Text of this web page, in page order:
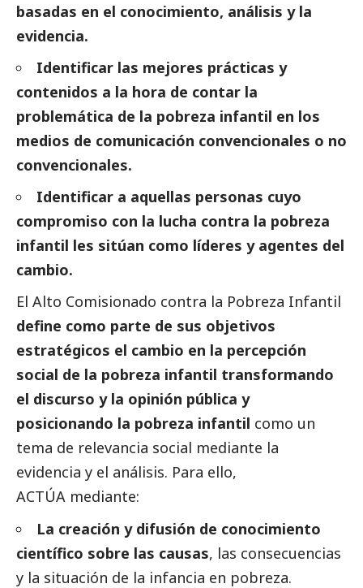
basadas en el conocimiento, análisis y la
evidencia.
Identificar las mejores prácticas y
contenidos a la hora de contar la
problemática de la pobreza infantil en los
medios de comunicación convencionales o no
convencionales.
Identificar a aquellas personas cuyo
compromiso con la lucha contra la pobreza
infantil les sitúan como líderes y agentes del
cambio.
El Alto Comisionado contra la Pobreza Infantil
define como parte de sus objetivos
estratégicos el cambio en la percepción
social de la pobreza infantil transformando
el discurso y la opinión pública y
posicionando la pobreza infantil como un
tema de relevancia social mediante la
evidencia y el análisis. Para ello,
ACTÚA mediante:
La creación y difusión de conocimiento
científico sobre las causas, las consecuencias
y la situación de la infancia en pobreza.